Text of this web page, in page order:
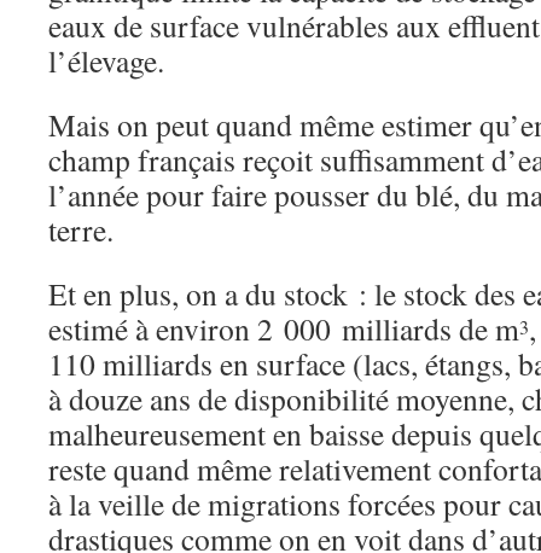
eaux de surface vulnérables aux
l’élevage.
Mais on peut quand même estimer
champ français reçoit suffisamment
l’année pour faire pousser du blé, du
terre.
Et en plus, on a du stock : le stock des
estimé à environ 2 000 milliards de m3
110 milliards en surface (lacs, étangs,
à douze ans de disponibilité moyenne,
malheureusement en baisse depuis
reste quand même relativement
à la veille de migrations forcées pour
drastiques comme on en voit dans